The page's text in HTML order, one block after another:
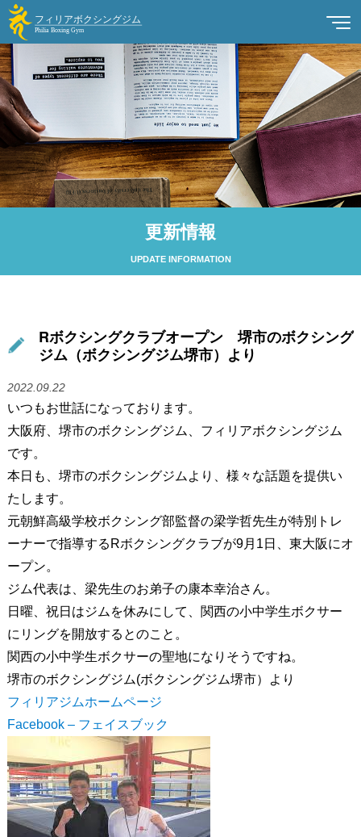
更新情報
UPDATE INFORMATION
Rボクシングクラブオープン 堺市のボクシング
ジム（ボクシングジム堺市）より
2022.09.22
いつもお世話になっております。
大阪府、堺市のボクシングジム、フィリアボクシングジム
です。
本日も、堺市のボクシングジムより、様々な話題を提供い
たします。
元朝鮮高級学校ボクシング部監督の梁学哲先生が特別トレ
ーナーで指導するRボクシングクラブが9月1日、東大阪にオ
ープン。
ジム代表は、梁先生のお弟子の康本幸治さん。
日曜、祝日はジムを休みにして、関西の小中学生ボクサー
にリングを開放するとのこと。
関西の小中学生ボクサーの聖地になりそうですね。
堺市のボクシングジム(ボクシングジム堺市）より
フィリアジムホームページ
Facebook – フェイスブック